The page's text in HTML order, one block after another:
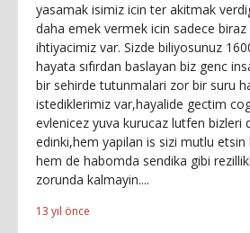
yasamak isimiz icin ter akitmak
daha emek vermek icin sadece
ihtiyacimiz var. Sizde biliyosunuz
hayata sıfırdan baslayan biz genc
bir sehirde tutunmalari zor bir suru
istediklerimiz var,hayalide gectim
evlenicez yuva kurucaz lutfen bizleri
edinki,hem yapilan is sizi mutlu etsin
hem de habomda sendika gibi
zorunda kalmayin....
13 yıl önce